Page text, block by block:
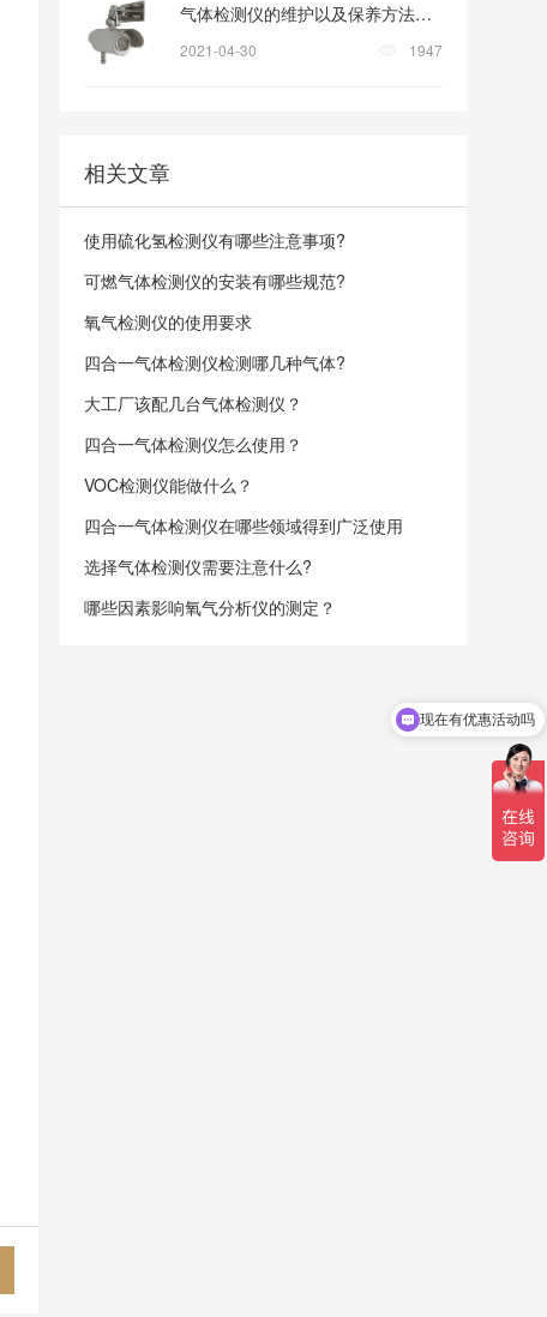
气体检测仪的维护以及保养方法有哪些?
2021-04-30 1947
相关文章
使用硫化氢检测仪有哪些注意事项?
可燃气体检测仪的安装有哪些规范?
氧气检测仪的使用要求
四合一气体检测仪检测哪几种气体?
大工厂该配几台气体检测仪？
四合一气体检测仪怎么使用？
VOC检测仪能做什么？
四合一气体检测仪在哪些领域得到广泛使用
选择气体检测仪需要注意什么?
哪些因素影响氧气分析仪的测定？
可以介绍下你们的产品么